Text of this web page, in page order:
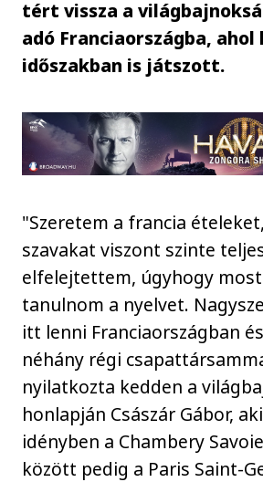
tért vissza a
adó Franciaországba,
időszakban is játszott.
"Szeretem a francia
szavakat viszont szinte
elfelejtettem, úgyhogy
tanulnom a nyelvet.
itt lenni Franciaországban
néhány régi
nyilatkozta kedden a
honlapján Császár Gábor,
idényben a Chambery
között pedig a Paris Saint-